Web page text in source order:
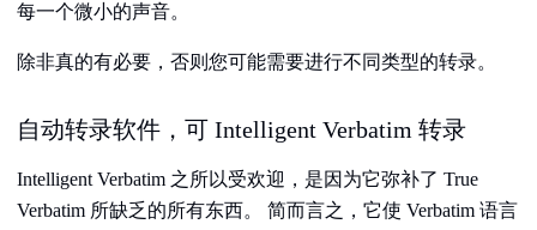
每一个微小的声音。
除非真的有必要，否则您可能需要进行不同类型的转录。
自动转录软件，可 Intelligent Verbatim 转录
Intelligent Verbatim 之所以受欢迎，是因为它弥补了 True
Verbatim 所缺乏的所有东西。 简而言之，它使 Verbatim 语言